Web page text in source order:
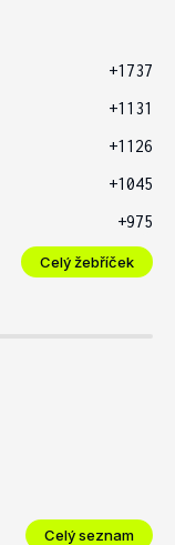
+1737
+1131
+1126
+1045
+975
Celý žebříček
Celý seznam